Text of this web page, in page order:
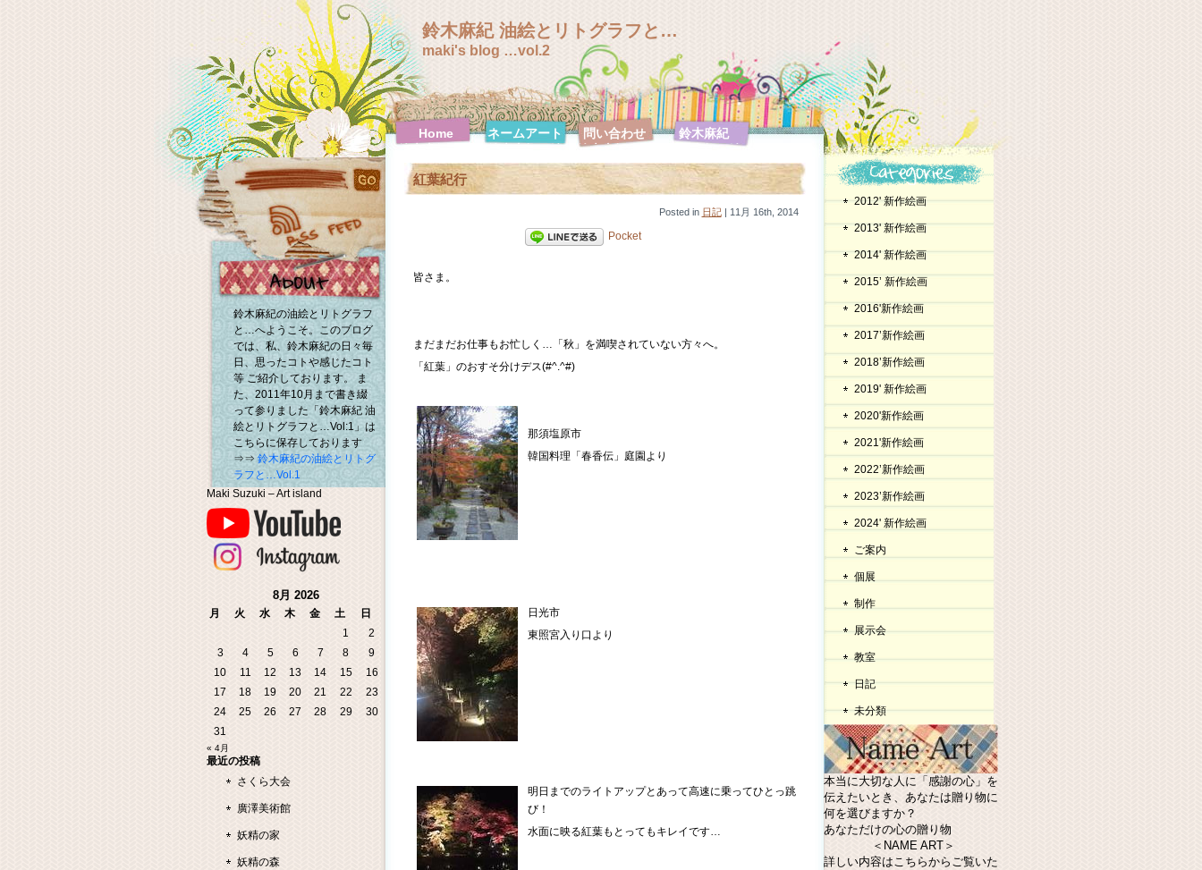
鈴木麻紀 油絵とリトグラフと…
maki's blog …vol.2
Home ネームアート 問い合わせ
鈴木麻紀
鈴木麻紀 絵
画特集
鈴木麻紀 絵
画特集【F0
号シリーズ】
鈴木麻紀 絵
画特集
【F100号シ
リーズ】
鈴木麻紀 絵
画特集【F10
号シリーズ】
鈴木麻紀 絵
画特集
画特集【F20
号シリーズ】
号シリーズ】
号シリーズ】
キ号シリー
鈴木麻紀の油絵とリトグラフ
と…へようこそ。このブログ
では、私、鈴木麻紀の日々毎
日、思ったコトや感じたコト
等 ご紹介しております。 ま
た、2011年10月まで書き綴
って参りました「鈴木麻紀 油
絵とリトグラフと…Vol:1」は
こちらに保存しております
⇒⇒ 鈴木麻紀の油絵とリトグ
ラフと…Vol.1
Maki Suzuki – Art island
8月 2026
月 火 水 木 金 土
日
1
2
3
4 5 6 7 8
9
10
11 12 13 14 15
16
17
18 19 20 21 22
23
24
25 26 27 28 29
30
31
« 4月
最近の投稿
さくら大会
廣澤美術館
妖精の家
妖精の森
紅葉紀行
Posted in 日記| 11月 16th, 2014
Pocket
皆さま。
まだまだお仕事もお忙しく…「秋」を満喫されていない方々へ。
「紅葉」のおすそ分けデス(#^.^#)
那須塩原市
韓国料理「春香伝」庭園より
日光市
東照宮入り口より
明日までのライトアップとあって高速に乗ってひとっ跳
び！
水面に映る紅葉もとってもキレイです…
2012' 新作絵画
2013' 新作絵画
2014' 新作絵画
2015’ 新作絵画
2016'新作絵画
2017’新作絵画
2018’新作絵画
2019' 新作絵画
2020'新作絵画
2021'新作絵画
2022’新作絵画
2023’新作絵画
2024' 新作絵画
ご案内
個展
制作
展示会
教室
日記
未分類
本当に大切な人に「感謝の心」を
伝えたいとき、あなたは贈り物に
何を選びますか？
あなただけの心の贈り物
＜NAME ART＞
詳しい内容はこちらからご覧いた